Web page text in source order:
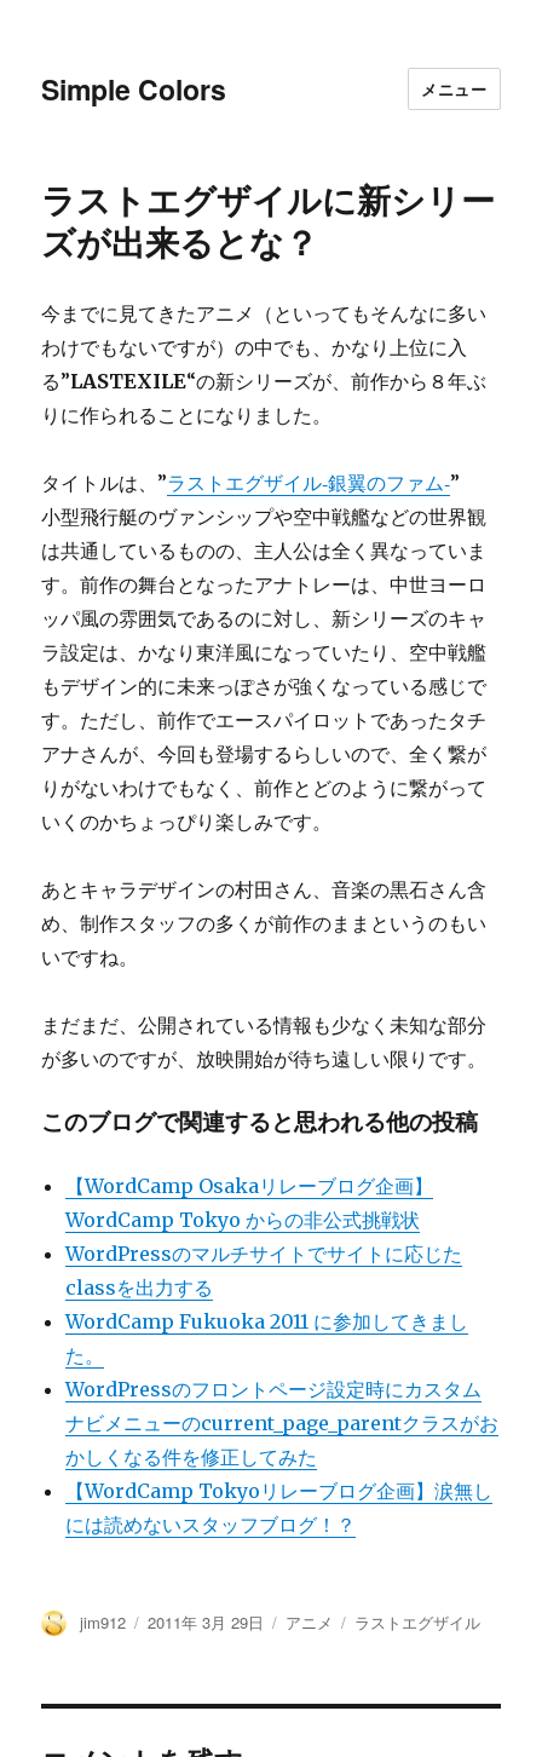
Simple Colors メニュー
ラストエグザイルに新シリー
ズが出来るとな？
今までに見てきたアニメ（といってもそんなに多い
わけでもないですが）の中でも、かなり上位に入
る”LASTEXILE“の新シリーズが、前作から８年ぶ
りに作られることになりました。
タイトルは、”ラストエグザイル‐銀翼のファム‐”
小型飛行艇のヴァンシップや空中戦艦などの世界観
は共通しているものの、主人公は全く異なっていま
す。前作の舞台となったアナトレーは、中世ヨーロ
ッパ風の雰囲気であるのに対し、新シリーズのキャ
ラ設定は、かなり東洋風になっていたり、空中戦艦
もデザイン的に未来っぽさが強くなっている感じで
す。ただし、前作でエースパイロットであったタチ
アナさんが、今回も登場するらしいので、全く繋が
りがないわけでもなく、前作とどのように繋がって
いくのかちょっぴり楽しみです。
あとキャラデザインの村田さん、音楽の黒石さん含
め、制作スタッフの多くが前作のままというのもい
いですね。
まだまだ、公開されている情報も少なく未知な部分
が多いのですが、放映開始が待ち遠しい限りです。
このブログで関連すると思われる他の投稿
【WordCamp Osakaリレーブログ企画】
WordCamp Tokyo からの非公式挑戦状
WordPressのマルチサイトでサイトに応じた
classを出力する
WordCamp Fukuoka 2011 に参加してきまし
た。
WordPressのフロントページ設定時にカスタム
ナビメニューのcurrent_page_parentクラスがお
かしくなる件を修正してみた
【WordCamp Tokyoリレーブログ企画】涙無し
には読めないスタッフブログ！？
投
jim912
投
2011年 3月 29日
カ
アニメ
タ
ラストエグザイル